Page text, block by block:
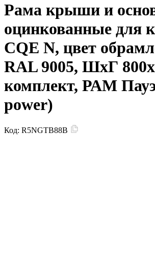
Рама крыши и
оцинкованные для
CQE N, цвет
RAL 9005, ШхГ
комплект, РАМ
power)
Код: R5NGTB88B